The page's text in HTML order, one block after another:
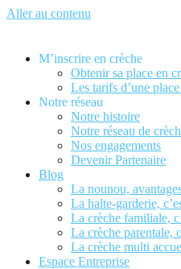
Aller au contenu
M’inscrire en crèche
Obtenir sa place en
Les tarifs d’une
Notre réseau
Notre histoire
Notre réseau de
Nos engagements
Devenir Partenaire
Blog
La nounou,
La halte-garderie,
La crèche familiale,
La crèche parentale,
La crèche multi
Espace Entreprise